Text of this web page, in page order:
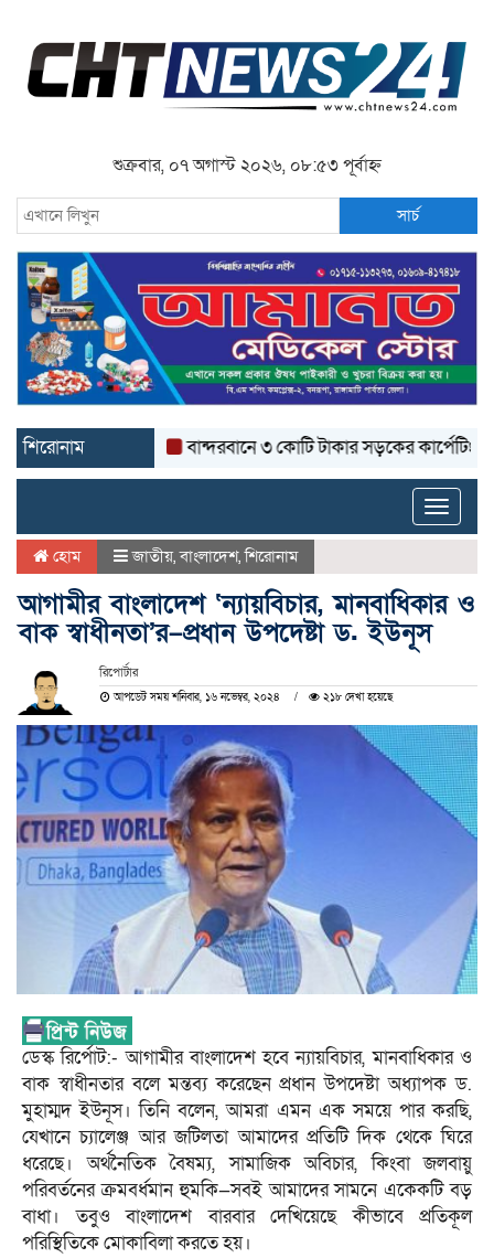
শুক্রবার, ০৭ অগাস্ট ২০২৬, ০৮:৫৩ পূর্বাহ্ন
সার্চ
শিরোনাম বান্দরবানে ৩ কোটি টাকার সড়কের কার্পেটিং উঠে
Toggle
হোম জাতীয়,বাংলাদেশ,শিরোনাম
আগামীর বাংলাদেশ ‘ন্যায়বিচার, মানবাধিকার ও
বাক স্বাধীনতা’র–প্রধান উপদেষ্টা ড. ইউনূস
রিপোর্টার
আপডেট সময় শনিবার, ১৬ নভেম্বর, ২০২৪ ২১৮ দেখা হয়েছে
ডেস্ক রির্পোট:- আগামীর বাংলাদেশ হবে ন্যায়বিচার, মানবাধিকার ও
বাক স্বাধীনতার বলে মন্তব্য করেছেন প্রধান উপদেষ্টা অধ্যাপক ড.
মুহাম্মদ ইউনূস। তিনি বলেন, আমরা এমন এক সময়ে পার করছি,
যেখানে চ্যালেঞ্জ আর জটিলতা আমাদের প্রতিটি দিক থেকে ঘিরে
ধরেছে। অর্থনৈতিক বৈষম্য, সামাজিক অবিচার, কিংবা জলবায়ু
পরিবর্তনের ক্রমবর্ধমান হুমকি—সবই আমাদের সামনে একেকটি বড়
বাধা। তবুও বাংলাদেশ বারবার দেখিয়েছে কীভাবে প্রতিকূল
পরিস্থিতিকে মোকাবিলা করতে হয়।